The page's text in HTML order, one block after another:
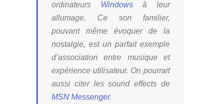
ordinateurs Windowsà leur
allumage. Ce son familier,
pouvant même évoquer de la
nostalgie, est un parfait exemple
d’association entre musique et
expérience utilisateur. On pourrait
aussi citer les sound effects de
MSN Messenger.